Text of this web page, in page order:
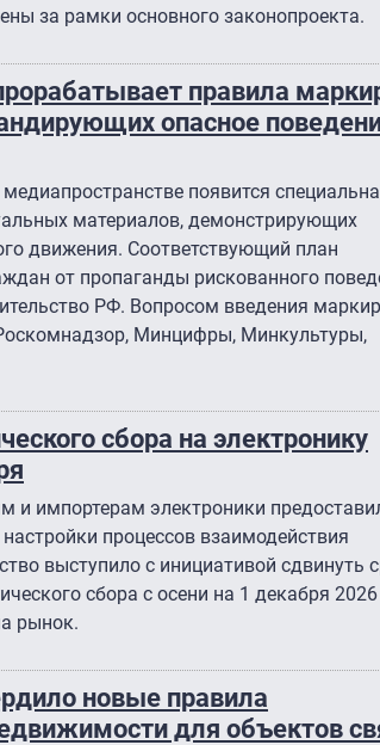
за рамки основного законопроекта.
правила
опасное
появится
материалов, демонстрирующих
движения. Соответствующий план
от пропаганды рискованного
РФ. Вопросом введения
Минцифры, Минкультуры,
сбора на электронику
и импортерам электроники
процессов взаимодействия
выступило с инициативой сдвинуть
сбора с осени на 1 декабря
рынок.
новые правила
для объектов